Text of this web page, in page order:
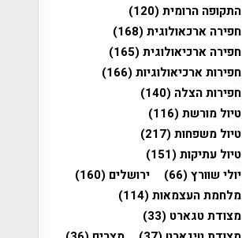
התקופה הרומית(120)
חפירה ארכאולוגית(168)
חפירה ארכיאולוגית(165)
חפירות ארכיאולוגיות(166)
חפירות הצלה (140)
טיול מורשת(116)
טיול משפחות(217)
טיול עתיקות(151)
יולי שוורץ(66) ירושלים (160)
מלחמת העצמאות(114)
מצודת טגארט (33)